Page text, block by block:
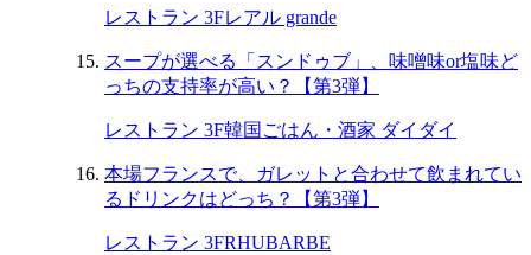
レストラン 3Fレアル grande
スープが選べる「スンドゥブ」、味噌味or塩味ど
っちの支持率が高い？【第3弾】
レストラン 3F韓国ごはん・酒家 ダイダイ
本場フランスで、ガレットと合わせて飲まれてい
るドリンクはどっち？【第3弾】
レストラン 3FRHUBARBE